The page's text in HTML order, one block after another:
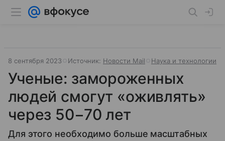
8 сентября 2023 Источник: Новости Mail Наука и технологии
Ученые: замороженных
людей смогут «оживлять»
через 50−70 лет
Для этого необходимо больше масштабных